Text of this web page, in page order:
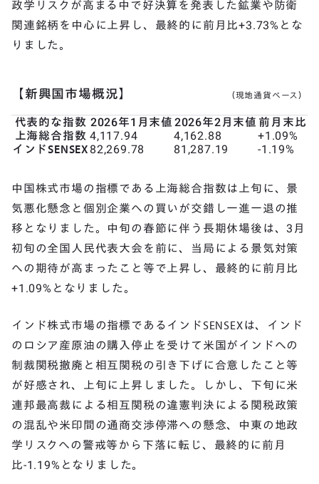
政学リスクが高まる中で好決算を発表した鉱業や防衛
関連銘柄を中心に上昇し、最終的に前月比+3.73%とな
りました。
【新興国市場概況】 （現地通貨ベース）
代表的な指数 2026年1月末値 2026年2月末値 前月末比
上海総合指数 4,117.94 4,162.88
+1.09%
インドSENSEX 82,269.78 81,287.19 -1.19%
中国株式市場の指標である上海総合指数は上旬に、景
気悪化懸念と個別企業への買いが交錯し一進一退の推
移となりました。中旬の春節に伴う長期休場後は、3月
初旬の全国人民代表大会を前に、当局による景気対策
への期待が高まったこと等で上昇し、最終的に前月比
+1.09%となりました。
インド株式市場の指標であるインドSENSEXは、インド
のロシア産原油の購入停止を受けて米国がインドへの
制裁関税撤廃と相互関税の引き下げに合意したこと等
が好感され、上旬に上昇しました。しかし、下旬に米
連邦最高裁による相互関税の違憲判決による関税政策
の混乱や米印間の通商交渉停滞への懸念、中東の地政
学リスクへの警戒等から下落に転じ、最終的に前月
比-1.19%となりました。